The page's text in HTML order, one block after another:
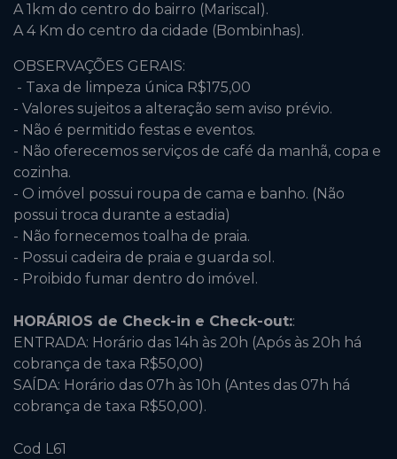
A 1km do centro do bairro (Mariscal).
A 4 Km do centro da cidade (Bombinhas).
OBSERVAÇÕES GERAIS:
- Taxa de limpeza única R$175,00
- Valores sujeitos a alteração sem aviso prévio.
- Não é permitido festas e eventos.
- Não oferecemos serviços de café da manhã, copa e
cozinha.
- O imóvel possui roupa de cama e banho. (Não
possui troca durante a estadia)
- Não fornecemos toalha de praia.
- Possui cadeira de praia e guarda sol.
- Proibido fumar dentro do imóvel.
HORÁRIOS de Check-in e Check-out::
ENTRADA: Horário das 14h às 20h (Após às 20h há
cobrança de taxa R$50,00)
SAÍDA: Horário das 07h às 10h (Antes das 07h há
cobrança de taxa R$50,00).
Cod L61